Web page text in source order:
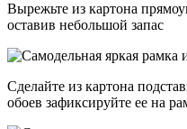
Вырежьте из картона
оставив небольшой запас
Сделайте из картона
обоев зафиксируйте ее на